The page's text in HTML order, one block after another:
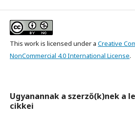
This work is licensed under a Creative
NonCommercial 4.0 International License.
Ugyanannak a szerző(k)nek a
cikkei